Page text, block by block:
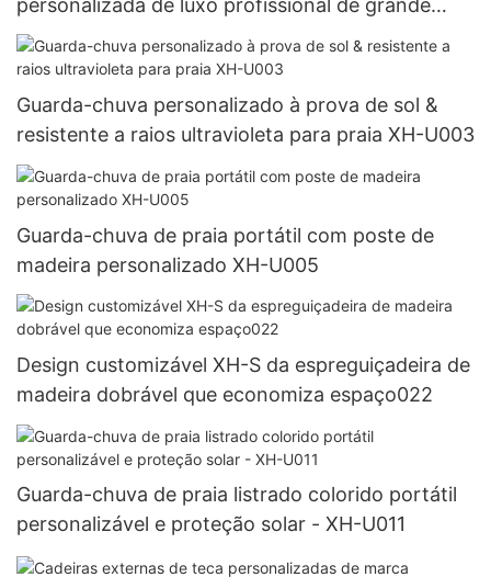
personalizada de luxo profissional de grande
qualidade de fábrica usada na praia, deck de
piquenique, piscina ao ar livre com travesseiro
XH-T016
Guarda-chuva personalizado à prova de sol &
resistente a raios ultravioleta para praia XH-U003
Guarda-chuva de praia portátil com poste de
madeira personalizado XH-U005
Design customizável XH-S da espreguiçadeira de
madeira dobrável que economiza espaço022
Guarda-chuva de praia listrado colorido portátil
personalizável e proteção solar - XH-U011